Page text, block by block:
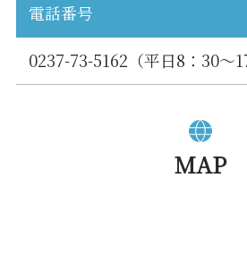
電話番号
0237-73-5162（平日8：30～
MAP